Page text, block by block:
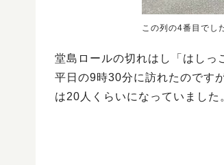
この列の4番目でし
堂島ロールの切れはし「はしっ
平日の9時30分に訪れたのです
は20人くらいになっていました